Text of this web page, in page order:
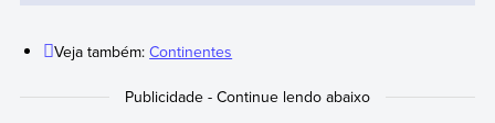
Veja também:Continentes